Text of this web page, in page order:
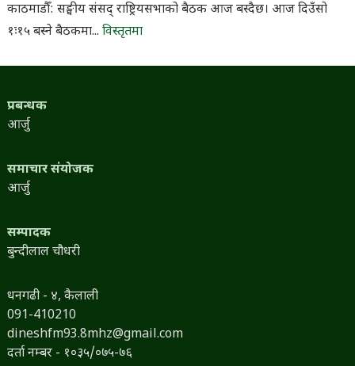
काठमाडौँ: सङ्घीय संसद् राष्ट्रियसभाको बैठक आज बस्दैछ। आज दिउँसो
१ः१५ बस्ने बैठकमा... विस्तृतमा
प्रबन्धक
आर्जु
समाचार संयोजक
आर्जु
सम्पादक
बुन्दीलाल चौधरी
धनगढी - ४, कैलाली
091-410210
dineshfm93.8mhz@gmail.com
दर्ता नम्बर - १०३५/०७५-७६